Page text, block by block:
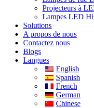
Projecteurs à
Lampes LED
Solutions
A propos de nous
Contactez nous
Blogs
Langues
English
Spanish
French
German
Chinese